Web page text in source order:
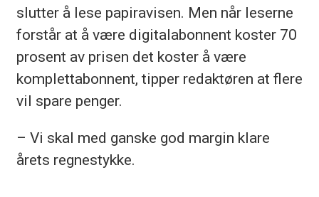
slutter å lese papiravisen. Men når leserne
forstår at å være digitalabonnent koster 70
prosent av prisen det koster å være
komplettabonnent, tipper redaktøren at flere
vil spare penger.
– Vi skal med ganske god margin klare
årets regnestykke.